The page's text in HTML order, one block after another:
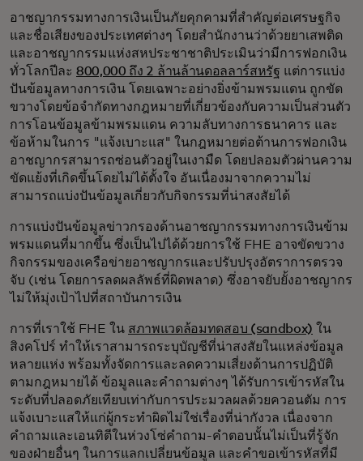
อาชญากรรมทางการเงินเป็นภัยคุกคามที่สำคัญต่อเศรษฐกิจ
และชื่อเสียงของประเทศต่างๆ โดยสำนักงานว่าด้วยยาเสพติด
และอาชญากรรมแห่งสหประชาชาติประเมินว่ามีการฟอกเงิน
ทั่วโลกปีละ 800,000 ถึง 2 ล้านล้านดอลลาร์สหรัฐ แต่การแบ่ง
ปันข้อมูลทางการเงิน โดยเฉพาะอย่างยิ่งข้ามพรมแดน ถูกขัด
ขวางโดยข้อจำกัดทางกฎหมายที่เกี่ยวข้องกับความเป็นส่วนตัว
การโอนข้อมูลข้ามพรมแดน ความลับทางการธนาคาร และ
ข้อห้ามในการ "แจ้งเบาะแส" ในกฎหมายต่อต้านการฟอกเงิน
อาชญากรสามารถซ่อนตัวอยู่ในเงามืด โดยปลอมตัวผ่านความ
ขัดแย้งที่เกิดขึ้นโดยไม่ได้ตั้งใจ อันเนื่องมาจากความไม่
สามารถแบ่งปันข้อมูลเกี่ยวกับกิจกรรมที่น่าสงสัยได้
การแบ่งปันข้อมูลข่าวกรองด้านอาชญากรรมทางการเงินข้าม
พรมแดนที่มากขึ้น ซึ่งเป็นไปได้ด้วยการใช้ FHE อาจขัดขวาง
กิจกรรมของเครือข่ายอาชญากรและปรับปรุงอัตราการตรวจ
จับ (เช่น โดยการลดผลลัพธ์ที่ผิดพลาด) ซึ่งอาจยับยั้งอาชญากร
ไม่ให้มุ่งเป้าไปที่สถาบันการเงิน
การที่เราใช้ FHE ใน สภาพแวดล้อมทดสอบ (sandbox) ใน
สิงคโปร์ ทำให้เราสามารถระบุบัญชีที่น่าสงสัยในแหล่งข้อมูล
หลายแห่ง พร้อมทั้งจัดการและลดความเสี่ยงด้านการปฏิบัติ
ตามกฎหมายได้ ข้อมูลและคำถามต่างๆ ได้รับการเข้ารหัสใน
ระดับที่ปลอดภัยเทียบเท่ากับการประมวลผลด้วยควอนตัม การ
แจ้งเบาะแสให้แก่ผู้กระทำผิดไม่ใช่เรื่องที่น่ากังวล เนื่องจาก
คำถามและเอนทิตีในห่วงโซ่คำถาม-คำตอบนั้นไม่เป็นที่รู้จัก
ของฝ่ายอื่นๆ ในการแลกเปลี่ยนข้อมูล และคำขอเข้ารหัสที่มี